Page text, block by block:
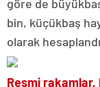
göre de
bin, küçükbaş
olarak hesaplandı.
Resmi rakamlar,